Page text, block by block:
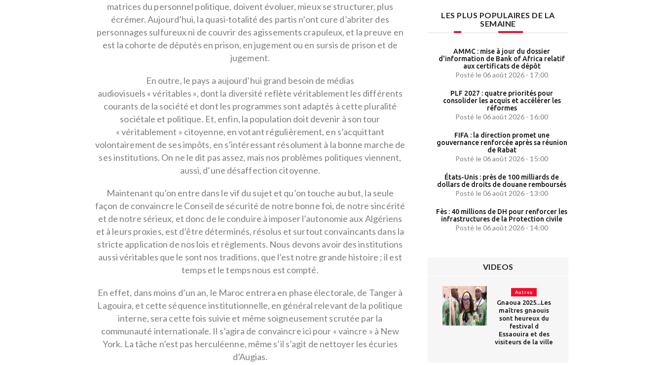
matrices du personnel politique, doivent évoluer, mieux se structurer, plus
écrémer. Aujourd’hui, la quasi-totalité des partis n’ont cure d’abriter des
personnages sulfureux ni de couvrir des agissements crapuleux, et la preuve en
est la cohorte de députés en prison, en jugement ou en sursis de prison et de
jugement.
En outre, le pays a aujourd’hui grand besoin de médias
audiovisuels « véritables », dont la diversité reflète véritablement les différents
courants de la société et dont les programmes sont adaptés à cette pluralité
sociétale et politique. Et, enfin, la population doit devenir à son tour
« véritablement » citoyenne, en votant régulièrement, en s’acquittant
volontairement de ses impôts, en s’intéressant résolument à la bonne marche de
ses institutions. On ne le dit pas assez, mais nos problèmes politiques viennent,
aussi, d’une désaffection citoyenne.
Maintenant qu’on entre dans le vif du sujet et qu’on touche au but, la seule
façon de convaincre le Conseil de sécurité de notre bonne foi, de notre sincérité
et de notre sérieux, et donc de le conduire à imposer l’autonomie aux Algériens
et à leurs proxies, est d’être déterminés, résolus et surtout convaincants dans la
stricte application de nos lois et règlements. Nous devons avoir des institutions
aussi véritables que le sont nos traditions, que l’est notre grande histoire ; il est
temps et le temps nous est compté.
En effet, dans moins d’un an, le Maroc entrera en phase électorale, de Tanger à
Lagouira, et cette séquence institutionnelle, en général relevant de la politique
interne, sera cette fois suivie et même soigneusement scrutée par la
communauté internationale. Il s’agira de convaincre ici pour « vaincre » à New
York. La tâche n’est pas herculéenne, même s’il s’agit de nettoyer les écuries
d’Augias.
LES PLUS POPULAIRES DE LA
SEMAINE
AMMC : mise à jour du dossier
d'information de Bank of Africa relatif
aux certificats de dépôt
Posté le 06 août 2026 - 17:00
PLF 2027 : quatre priorités pour
consolider les acquis et accélérer les
réformes
Posté le 06 août 2026 - 16:00
FIFA : la direction promet une
gouvernance renforcée après sa réunion
de Rabat
Posté le 06 août 2026 - 15:00
États-Unis : près de 100 milliards de
dollars de droits de douane remboursés
Posté le 06 août 2026 - 13:00
Fès : 40 millions de DH pour renforcer les
infrastructures de la Protection civile
Posté le 06 août 2026 - 14:00
VIDEOS
Autres
Gnaoua 2025...Les
maîtres gnaouis
sont heureux du
festival d
Essaouira et des
visiteurs de la ville